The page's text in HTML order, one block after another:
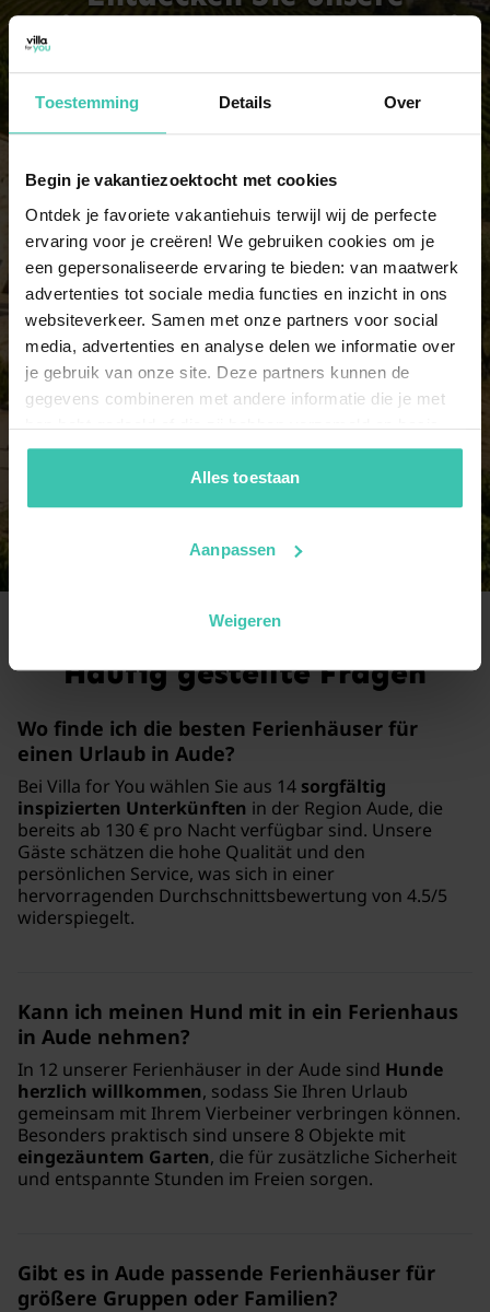
Toestemming Details Over
Begin je vakantiezoektocht met cookies
Ontdek je favoriete vakantiehuis terwijl wij de perfecte
ervaring voor je creëren! We gebruiken cookies om je
een gepersonaliseerde ervaring te bieden: van maatwerk
advertenties tot sociale media functies en inzicht in ons
websiteverkeer. Samen met onze partners voor social
media, advertenties en analyse delen we informatie over
je gebruik van onze site. Deze partners kunnen de
gegevens combineren met andere informatie die je met
hen hebt gedeeld of die zij hebben verzameld op basis
van je gebruik van hun diensten. Zo zorgen we ervoor dat
jouw vakantiezoektocht soepel en op maat verloopt!
Alles toestaan
Aanpassen
Weigeren
beliebtesten Gruppenhäuser in
7 Ferienhäuser
7 Personen
6 Ferienhäuser
8 Personen
Häufig gestellte Fragen
Wo finde ich die besten Ferienhäuser für
einen Urlaub in Aude?
Bei Villa for You wählen Sie aus 14 sorgfältig
inspizierten Unterkünften in der Region Aude, die
bereits ab 130 € pro Nacht verfügbar sind. Unsere
Gäste schätzen die hohe Qualität und den
persönlichen Service, was sich in einer
hervorragenden Durchschnittsbewertung von 4.5/5
widerspiegelt.
Kann ich meinen Hund mit in ein Ferienhaus
in Aude nehmen?
In 12 unserer Ferienhäuser in der Aude sind Hunde
herzlich willkommen, sodass Sie Ihren Urlaub
gemeinsam mit Ihrem Vierbeiner verbringen können.
Besonders praktisch sind unsere 8 Objekte mit
eingezäuntem Garten, die für zusätzliche Sicherheit
und entspannte Stunden im Freien sorgen.
Gibt es in Aude passende Ferienhäuser für
größere Gruppen oder Familien?